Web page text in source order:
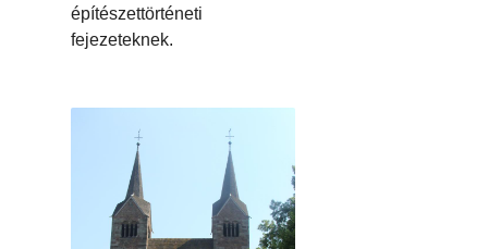
építészettörténeti
fejezeteknek.